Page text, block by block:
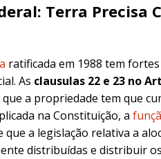
Terra Precisa
ratificada em 1988 tem
As clausulas 22 e 23 no
a propriedade tem que
na Constituição, a
a legislação relativa a
distribuídas e distribuir